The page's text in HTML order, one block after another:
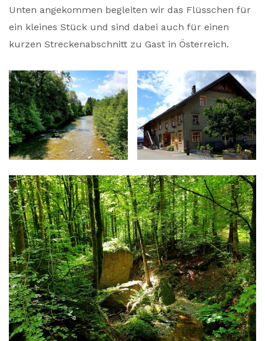
Unten angekommen begleiten wir das Flüsschen für
ein kleines Stück und sind dabei auch für einen
kurzen Streckenabschnitt zu Gast in Österreich.